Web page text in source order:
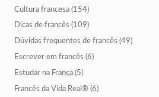
Cultura francesa (154)
Dicas de francês (109)
Dúvidas frequentes de francês (49)
Escrever em francês (6)
Estudar na França (5)
Francês da Vida Real® (6)